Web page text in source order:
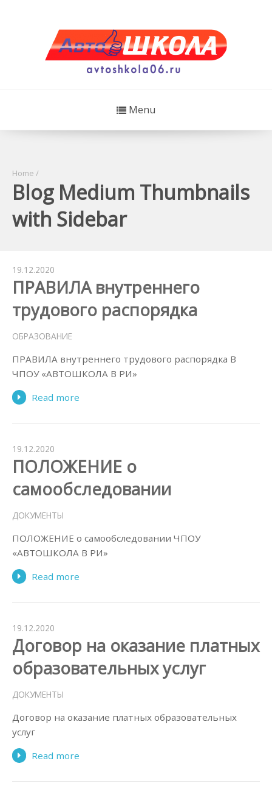
Menu
Home /
Blog Medium Thumbnails
with Sidebar
19.12.2020
ПРАВИЛА внутреннего
трудового распорядка
ОБРАЗОВАНИЕ
ПРАВИЛА внутреннего трудового распорядка В
ЧПОУ «АВТОШКОЛА В РИ»
Read more
19.12.2020
ПОЛОЖЕНИЕ о
самообследовании
ДОКУМЕНТЫ
ПОЛОЖЕНИЕ о самообследовании ЧПОУ
«АВТОШКОЛА В РИ»
Read more
19.12.2020
Договор на оказание платных
образовательных услуг
ДОКУМЕНТЫ
Договор на оказание платных образовательных
услуг
Read more